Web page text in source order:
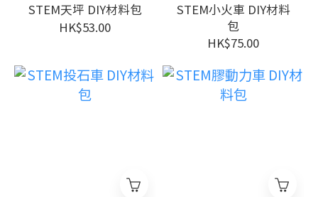
STEM天坪 DIY材料包
HK$53.00
STEM小火車 DIY材料
包
HK$75.00